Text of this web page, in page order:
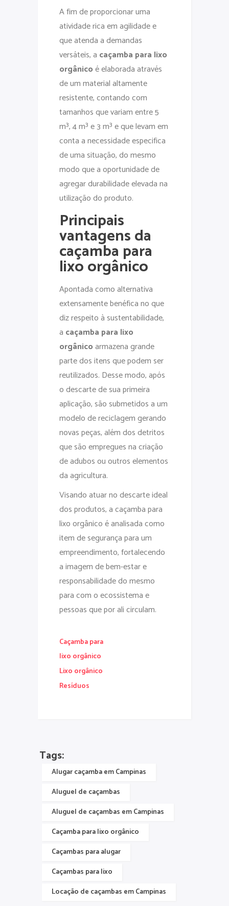
A fim de proporcionar uma
atividade rica em agilidade e
que atenda a demandas
versáteis, a caçamba para lixo
orgânicoé elaborada através
de um material altamente
resistente, contando com
tamanhos que variam entre 5
m³, 4 m³ e 3 m³ e que levam em
conta a necessidade especifica
de uma situação, do mesmo
modo que a oportunidade de
agregar durabilidade elevada na
utilização do produto.
Principais
vantagens da
caçamba para
lixo orgânico
Apontada como alternativa
extensamente benéfica no que
diz respeito à sustentabilidade,
a caçamba para lixo
orgânicoarmazena grande
parte dos itens que podem ser
reutilizados. Desse modo, após
o descarte de sua primeira
aplicação, são submetidos a um
modelo de reciclagem gerando
novas peças, além dos detritos
que são empregues na criação
de adubos ou outros elementos
da agricultura.
Visando atuar no descarte ideal
dos produtos, a caçamba para
lixo orgânico é analisada como
item de segurança para um
empreendimento, fortalecendo
a imagem de bem-estar e
responsabilidade do mesmo
para com o ecossistema e
pessoas que por ali circulam.
Caçamba para
lixo orgânico
Lixo orgânico
Resíduos
Tags:
Alugar caçamba em Campinas
Aluguel de caçambas
Aluguel de caçambas em Campinas
Caçamba para lixo orgânico
Caçambas para alugar
Caçambas para lixo
Locação de caçambas em Campinas